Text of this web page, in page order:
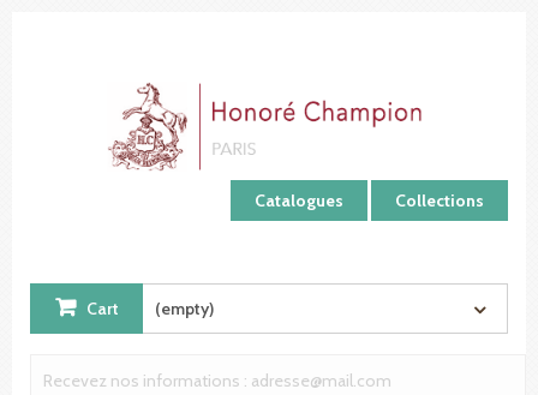
Catalogues Collections
Cart (empty)